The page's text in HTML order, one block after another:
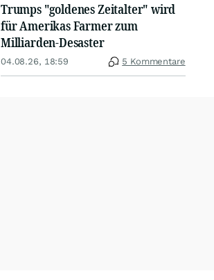
Trumps "goldenes Zeitalter" wird
für Amerikas Farmer zum
Milliarden-Desaster
04.08.26, 18:59 5 Kommentare